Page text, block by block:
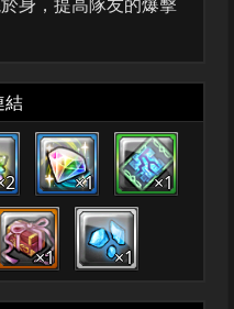
結
×1 ×1
×1 ×1